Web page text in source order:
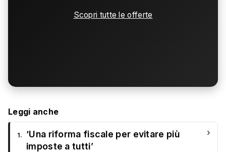
Scopri tutte le offerte
Leggi anche
1.
‘Una riforma fiscale per evitare più
imposte a tutti’
›